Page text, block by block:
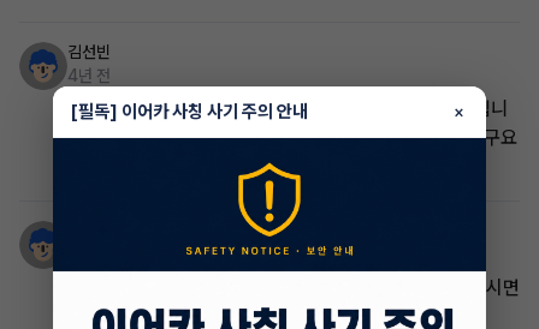
김선빈
4년 전
k3 페리 화이트펄 , 실내 브라운색상 오디오 뺀 풀옵션 입니
다 휠찍힘 빼곤 정상이구요 월 납입금 53만 보증 잡혀있구요
지원금 상의 가능하십니다.
k8은어떨까요 월납은:57만정도구요.상태는:상급으로보시면
됩니다.지원금:100이구요
[필독] 이어카 사칭 사기 주의 안내 ×